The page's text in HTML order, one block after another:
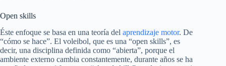
Open skills
Éste enfoque se basa en una teoría del aprendizaje motor. De
“cómo se hace”. El voleibol, que es una “open skills”, es
decir, una disciplina definida como “abierta”, porque el
ambiente externo cambia constantemente, durante años se ha